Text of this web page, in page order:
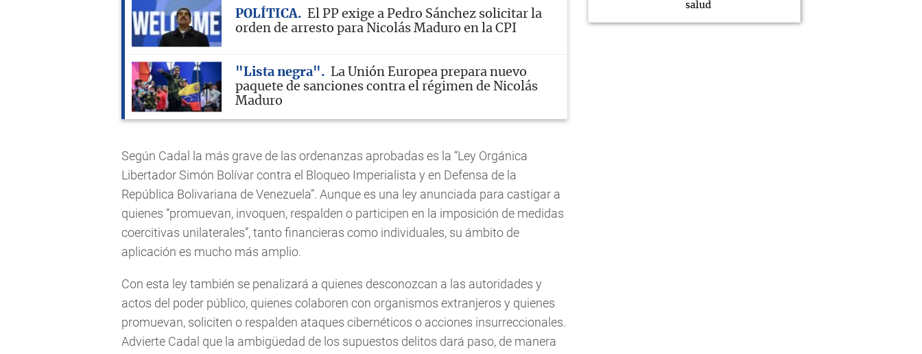
POLÍTICA
El PP exige a Pedro Sánchez solicitar la
orden de arresto para Nicolás Maduro en la CPI
"Lista negra"
La Unión Europea prepara nuevo
paquete de sanciones contra el régimen de Nicolás
Maduro
Según Cadal la más grave de las ordenanzas aprobadas es la “Ley Orgánica
Libertador Simón Bolívar contra el Bloqueo Imperialista y en Defensa de la
República Bolivariana de Venezuela”. Aunque es una ley anunciada para castigar a
quienes “promuevan, invoquen, respalden o participen en la imposición de medidas
coercitivas unilaterales”, tanto financieras como individuales, su ámbito de
aplicación es mucho más amplio.
Con esta ley también se penalizará a quienes desconozcan a las autoridades y
actos del poder público, quienes colaboren con organismos extranjeros y quienes
promuevan, soliciten o respalden ataques cibernéticos o acciones insurreccionales.
Advierte Cadal que la ambigüedad de los supuestos delitos dará paso, de manera
salud